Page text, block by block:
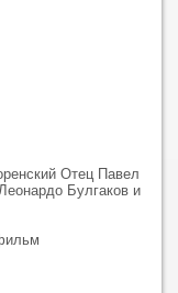
Отец Павел
Булгаков и